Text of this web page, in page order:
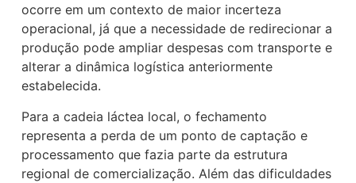
ocorre em um contexto de maior incerteza
operacional, já que a necessidade de redirecionar a
produção pode ampliar despesas com transporte e
alterar a dinâmica logística anteriormente
estabelecida.
Para a cadeia láctea local, o fechamento
representa a perda de um ponto de captação e
processamento que fazia parte da estrutura
regional de comercialização. Além das dificuldades